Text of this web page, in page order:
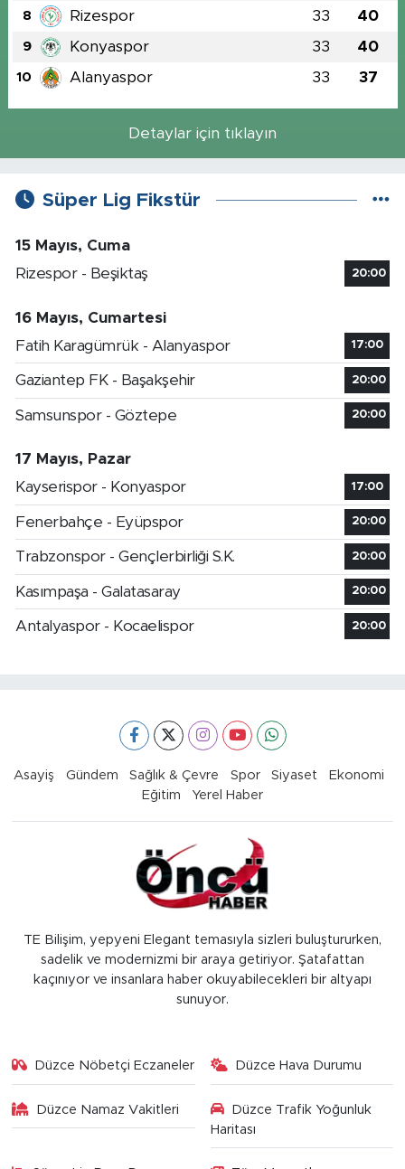
8 Rizespor 33 40
9 Konyaspor 33 40
10 Alanyaspor 33 37
Detaylar için tıklayın
Süper Lig Fikstür
15 Mayıs, Cuma
Rizespor - Beşiktaş
20:00
16 Mayıs, Cumartesi
Fatih Karagümrük - Alanyaspor
17:00
Gaziantep FK - Başakşehir 20:00
Samsunspor - Göztepe 20:00
17 Mayıs, Pazar
Kayserispor - Konyaspor
17:00
Fenerbahçe - Eyüpspor 20:00
Trabzonspor - Gençlerbirliği S.K. 20:00
Kasımpaşa - Galatasaray 20:00
Antalyaspor - Kocaelispor 20:00
Asayiş Gündem Sağlık & Çevre Spor Siyaset
Ekonomi
Eğitim
Yerel Haber
TE Bilişim, yepyeni Elegant temasıyla sizleri buluştururken,
sadelik ve modernizmi bir araya getiriyor. Şatafattan
kaçınıyor ve insanlara haber okuyabilecekleri bir altyapı
sunuyor.
Düzce Nöbetçi Eczaneler Düzce Hava Durumu
Düzce Namaz Vakitleri
Düzce Trafik Yoğunluk
Haritası